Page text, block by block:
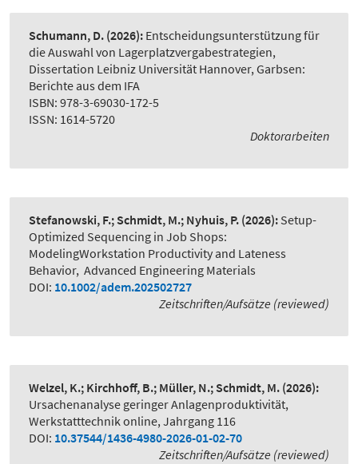
Schumann, D. (2026): Entscheidungsunterstützung für
die Auswahl von Lagerplatzvergabestrategien,
Dissertation Leibniz Universität Hannover, Garbsen:
Berichte aus dem IFA
ISBN: 978-3-69030-172-5
ISSN: 1614-5720
Doktorarbeiten
Stefanowski, F.; Schmidt, M.; Nyhuis, P. (2026): Setup-
Optimized Sequencing in Job Shops:
ModelingWorkstation Productivity and Lateness
Behavior, Advanced Engineering Materials
DOI: 10.1002/adem.202502727
Zeitschriften/Aufsätze (reviewed)
Welzel, K.; Kirchhoff, B.; Müller, N.; Schmidt, M. (2026):
Ursachenanalyse geringer Anlagenproduktivität,
Werkstatttechnik online, Jahrgang 116
DOI: 10.37544/1436-4980-2026-01-02-70
Zeitschriften/Aufsätze (reviewed)